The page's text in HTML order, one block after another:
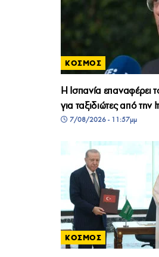
ΚΟΣΜΟΣ
Η Ισπανία επαναφέρει
για ταξιδιώτες από την
7/08/2026 - 11:57μμ
ΚΟΣΜΟΣ